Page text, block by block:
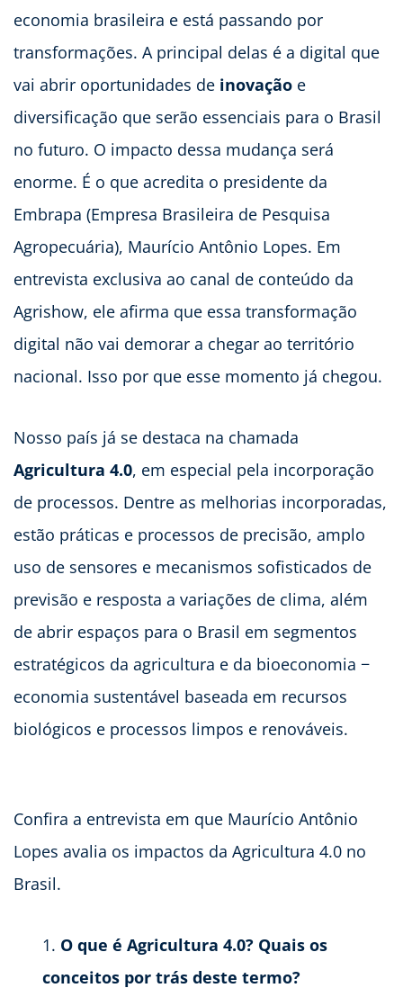
economia brasileira e está passando por
transformações. A principal delas é a digital que
vai abrir oportunidades de inovação e
diversificação que serão essenciais para o Brasil
no futuro. O impacto dessa mudança será
enorme. É o que acredita o presidente da
Embrapa (Empresa Brasileira de Pesquisa
Agropecuária), Maurício Antônio Lopes. Em
entrevista exclusiva ao canal de conteúdo da
Agrishow, ele afirma que essa transformação
digital não vai demorar a chegar ao território
nacional. Isso por que esse momento já chegou.
Nosso país já se destaca na chamada
Agricultura 4.0, em especial pela incorporação
de processos. Dentre as melhorias incorporadas,
estão práticas e processos de precisão, amplo
uso de sensores e mecanismos sofisticados de
previsão e resposta a variações de clima, além
de abrir espaços para o Brasil em segmentos
estratégicos da agricultura e da bioeconomia −
economia sustentável baseada em recursos
biológicos e processos limpos e renováveis.
Confira a entrevista em que Maurício Antônio
Lopes avalia os impactos da Agricultura 4.0 no
Brasil.
O que é Agricultura 4.0? Quais os
conceitos por trás deste termo?